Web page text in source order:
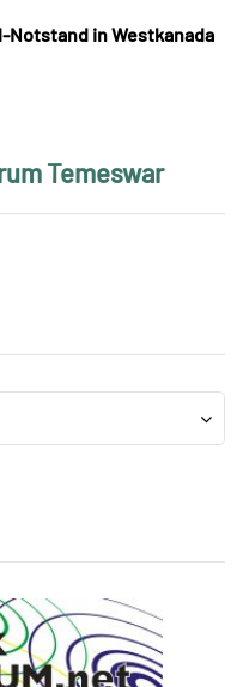
Notstand in Westkanada
Temeswar